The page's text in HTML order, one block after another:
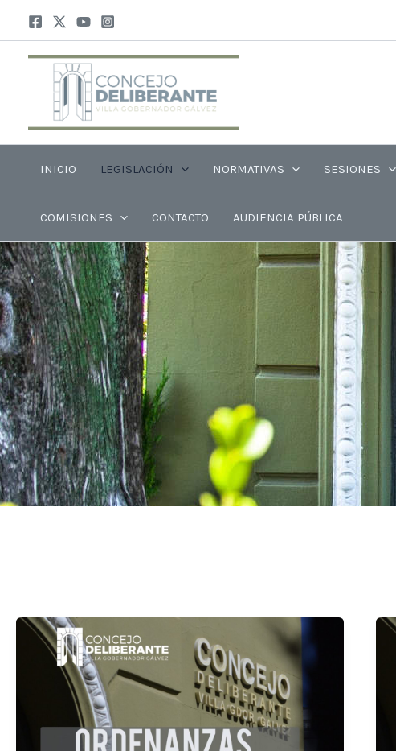
contenido
INICIO LEGISLACIÓN NORMATIVAS SESIONES
COMISIONES CONTACTO AUDIENCIA PÚBLICA